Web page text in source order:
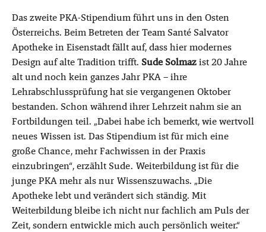
Das zweite PKA-Stipendium führt uns in den Osten
Österreichs. Beim Betreten der Team Santé Salvator
Apotheke in Eisenstadt fällt auf, dass hier modernes
Design auf alte Tradition trifft. Sude Solmazist 20 Jahre
alt und noch kein ganzes Jahr PKA – ihre
Lehrabschlussprüfung hat sie vergangenen Oktober
bestanden. Schon während ihrer Lehrzeit nahm sie an
Fortbildungen teil. „Dabei habe ich bemerkt, wie wertvoll
neues Wissen ist. Das Stipendium ist für mich eine
große Chance, mehr Fachwissen in der Praxis
einzubringen“, erzählt Sude. Weiterbildung ist für die
junge PKA mehr als nur Wissenszuwachs. „Die
Apotheke lebt und verändert sich ständig. Mit
Weiterbildung bleibe ich nicht nur fachlich am Puls der
Zeit, sondern entwickle mich auch persönlich weiter.“